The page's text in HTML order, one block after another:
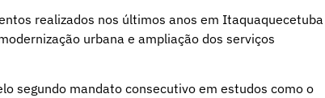
realizados nos últimos anos em Itaquaquecetuba
urbana e ampliação dos serviços
segundo mandato consecutivo em estudos como o